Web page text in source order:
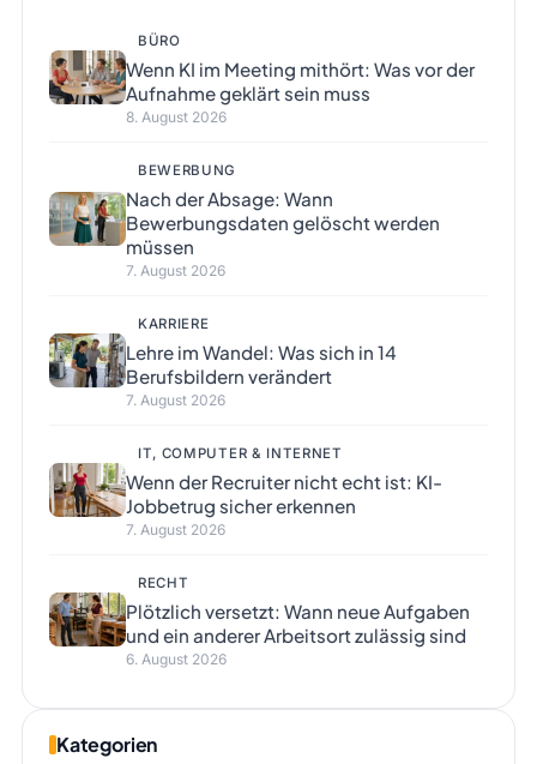
BÜRO
Wenn KI im Meeting mithört: Was vor der
Aufnahme geklärt sein muss
8. August 2026
BEWERBUNG
Nach der Absage: Wann
Bewerbungsdaten gelöscht werden
müssen
7. August 2026
KARRIERE
Lehre im Wandel: Was sich in 14
Berufsbildern verändert
7. August 2026
IT, COMPUTER & INTERNET
Wenn der Recruiter nicht echt ist: KI-
Jobbetrug sicher erkennen
7. August 2026
RECHT
Plötzlich versetzt: Wann neue Aufgaben
und ein anderer Arbeitsort zulässig sind
6. August 2026
Kategorien